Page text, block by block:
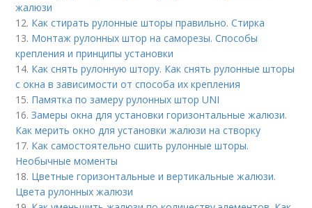
жалюзи
12. Как стирать рулонные шторы правильно. Стирка
13. Монтаж рулонных штор на саморезы. Способы
крепления и принципы установки
14. Как снять рулонную штору. Как снять рулонные шторы
с окна в зависимости от способа их крепления
15. Памятка по замеру рулонных штор UNI
16.Замеры окна для установки горизонтальные жалюзи.
Как мерить окно для установки жалюзи на створку
17. Как самостоятельно сшить рулонные шторы.
Необычные моменты
18. Цветные горизонтальные и вертикальные жалюзи.
Цвета рулонных жалюзи